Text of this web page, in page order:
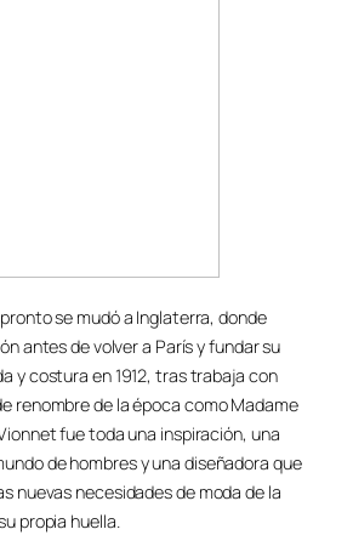
se mudó a Inglaterra, donde
antes de volver a París y fundar su
y costura en 1912, tras trabaja con
renombre de la época como Madame
fue toda una inspiración, una
de hombres y una diseñadora que
nuevas necesidades de moda de la
propia huella.